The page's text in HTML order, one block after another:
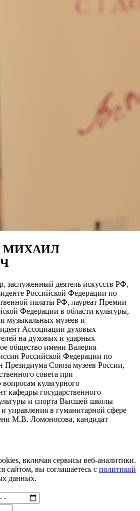
МИХАИЛ
заслуженный деятель искусств РФ,
Российской Федерации по
палаты РФ, лауреат Премии
Федерации в области культуры,
музыкальных музеев и
Ассоциации духовых
на духовых и ударных
общество имени Валерия
Российской Федерации по
Союза музеев России,
совета при
вопросам культурного
кафедры государственного
и спорта Высшей школы
управления в гуманитарной сфере
М.В. Ломоносова, кандидат
включая сервисы веб-аналитики.
сайтом, вы соглашаетесь с политикой
данных.